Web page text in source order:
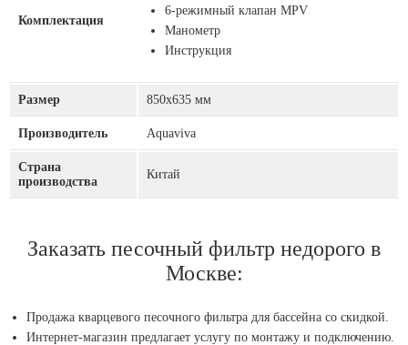
Комплектация
6-режимный клапан MPV
Манометр
Инструкция
Размер 850х635 мм
Производитель Aquaviva
Страна
производства
Китай
Заказать песочный фильтр недорого в
Москве:
Продажа кварцевого песочного фильтра для бассейна со скидкой.
Интернет-магазин предлагает услугу по монтажу и подключению.